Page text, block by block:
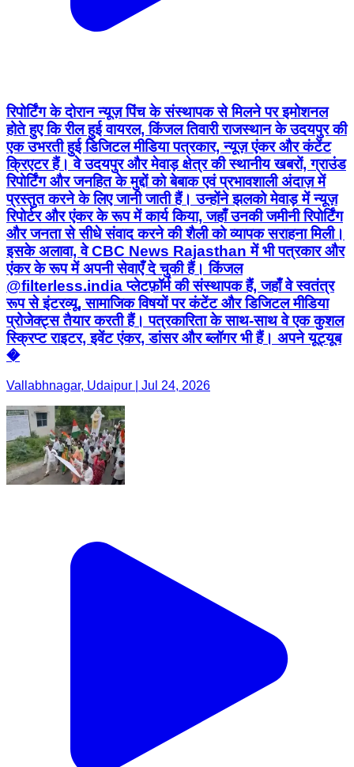
रिपोर्टिंग के दोरान न्यूज़ पिंच के संस्थापक से मिलने पर इमोशनल
होते हुए कि रील हुई वायरल, किंजल तिवारी राजस्थान के उदयपुर की
एक उभरती हुई डिजिटल मीडिया पत्रकार, न्यूज़ एंकर और कंटेंट
क्रिएटर हैं। वे उदयपुर और मेवाड़ क्षेत्र की स्थानीय खबरों, ग्राउंड
रिपोर्टिंग और जनहित के मुद्दों को बेबाक एवं प्रभावशाली अंदाज़ में
प्रस्तुत करने के लिए जानी जाती हैं। उन्होंने झलको मेवाड़ में न्यूज़
रिपोर्टर और एंकर के रूप में कार्य किया, जहाँ उनकी जमीनी रिपोर्टिंग
और जनता से सीधे संवाद करने की शैली को व्यापक सराहना मिली।
इसके अलावा, वे CBC News Rajasthan में भी पत्रकार और
एंकर के रूप में अपनी सेवाएँ दे चुकी हैं। किंजल
@filterless.india प्लेटफ़ॉर्म की संस्थापक हैं, जहाँ वे स्वतंत्र
रूप से इंटरव्यू, सामाजिक विषयों पर कंटेंट और डिजिटल मीडिया
प्रोजेक्ट्स तैयार करती हैं। पत्रकारिता के साथ-साथ वे एक कुशल
स्क्रिप्ट राइटर, इवेंट एंकर, डांसर और ब्लॉगर भी हैं। अपने यूट्यूब
�
Vallabhnagar, Udaipur | Jul 24, 2026